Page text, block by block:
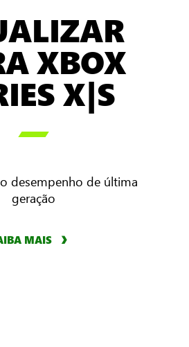
XBOX
X|S

desempenho de última
geração
MAIS